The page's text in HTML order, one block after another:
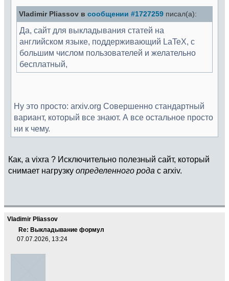
Vladimir Pliassov в сообщении #1727259 писал(а):
Да, сайт для выкладывания статей на
английском языке, поддерживающий LaTeX, с
большим числом пользователей и желательно
бесплатный,
Ну это просто: arxiv.org Совершенно стандартный
вариант, который все знают. А все остальное просто
ни к чему.
Как, а vixra ? Исключительно полезный сайт, который
снимает нагрузку определенного рода с arxiv.
Vladimir Pliassov
Re: Выкладывание формул
07.07.2026, 13:24